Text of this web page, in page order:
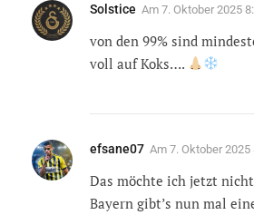
Solstice Am 7. Oktober 2025
von den 99% sind
voll auf Koks….
efsane07 Am 7. Oktober 2025
Das möchte ich jetzt
Bayern gibt’s nun mal